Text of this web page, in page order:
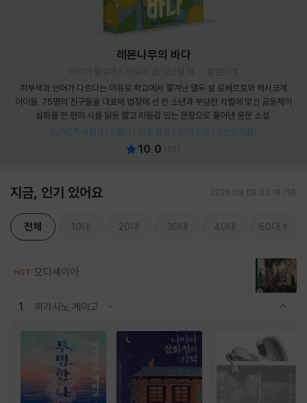
레몬나무의 바다
피부색과 언어가 다르다는 이유로 학교에서 쫓겨난 열두 살 로베르토와 멕시코계
아이들. 75명의 친구들을 대표해 법정에 선 한 소년과 부당한 차별에 맞선 공동체의
실화를 한 편의 시를 읽듯 짧고 리듬감 있는 문장으로 풀어낸 운문 소설.
[단독] 독서집게 / L홀더 / 여름 담요 / 무지 노트 (포인트차감)
10.0
지금, 인기 있어요 2026.08.08 03:18 기준
전체 10대 20대 30대 40대 50대
HOT 오디세이아
1 히가시노 게이고